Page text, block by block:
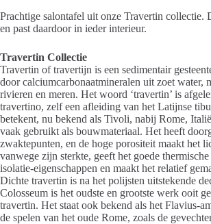
Prachtige salontafel uit onze Travertin collectie.
en past daardoor in ieder interieur.
Travertin Collectie
Travertin of travertijn is een sedimentair
door calciumcarbonaatmineralen uit zoet water,
rivieren en meren. Het woord ‘travertin’ is
travertino, zelf een afleiding van het Latijnse
betekent, nu bekend als Tivoli, nabij Rome,
vaak gebruikt als bouwmateriaal. Het heeft
zwaktepunten, en de hoge porositeit maakt het
vanwege zijn sterkte, geeft het goede thermische
isolatie-eigenschappen en maakt het relatief
Dichte travertin is na het polijsten uitstekende
Colosseum is het oudste en grootste werk ooit
travertin. Het staat ook bekend als het Flavius-
de spelen van het oude Rome, zoals de